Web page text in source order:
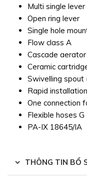
Multi single
Open ring lever
Single hole
Flow class A
Cascade
Ceramic
Swivelling spout
Rapid
One connection
Flexible hoses G
PA-IX 18645/IA
THÔNG TIN BỔ